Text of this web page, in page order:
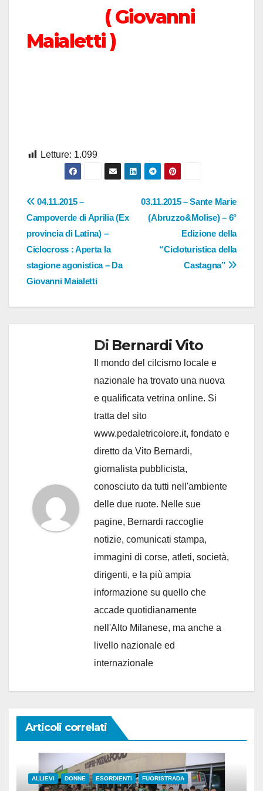
( Giovanni
Maialetti )
Letture: 1.099
Navigazione
articoli
03.11.2015 – Sante Marie
(Abruzzo&Molise) – 6°
Edizione della
“Cicloturistica della
Castagna”
04.11.2015 –
Campoverde di Aprilia (Ex
provincia di Latina) –
Ciclocross : Aperta la
stagione agonistica – Da
Giovanni Maialetti
Di Bernardi Vito
Il mondo del cilcismo locale e
nazionale ha trovato una nuova
e qualificata vetrina online. Si
tratta del sito
www.pedaletricolore.it, fondato e
diretto da Vito Bernardi,
giornalista pubblicista,
conosciuto da tutti nell'ambiente
delle due ruote. Nelle sue
pagine, Bernardi raccoglie
notizie, comunicati stampa,
immagini di corse, atleti, società,
dirigenti, e la più ampia
informazione su quello che
accade quotidianamente
nell'Alto Milanese, ma anche a
livello nazionale ed
internazionale
Articoli correlati
ALLIEVI DONNE ESORDIENTI FUORISTRADA